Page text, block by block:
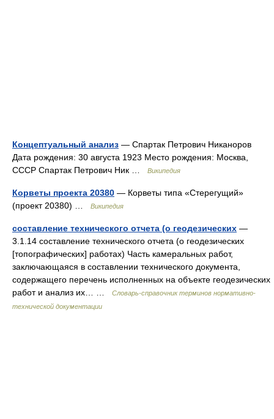
Концептуальный анализ — Спартак Петрович Никаноров
Дата рождения: 30 августа 1923 Место рождения: Москва,
СССР Спартак Петрович Ник …
Википедия
Корветы проекта 20380 — Корветы типа «Стерегущий»
(проект 20380) …
Википедия
составление технического отчета (о геодезических —
3.1.14 составление технического отчета (о геодезических
[топографических] работах) Часть камеральных работ,
заключающаяся в составлении технического документа,
содержащего перечень исполненных на объекте геодезических
работ и анализ их… …
Словарь-справочник терминов нормативно-
технической документации